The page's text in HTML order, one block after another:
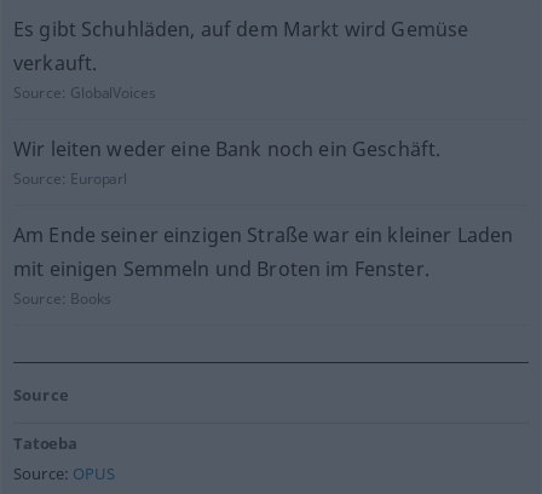
Es gibt Schuhläden, auf dem Markt wird Gemüse
verkauft.
Source: GlobalVoices
Wir leiten weder eine Bank noch ein Geschäft.
Source: Europarl
Am Ende seiner einzigen Straße war ein kleiner Laden
mit einigen Semmeln und Broten im Fenster.
Source: Books
Source
Tatoeba
Source: OPUS